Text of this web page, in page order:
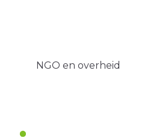
NGO en overheid